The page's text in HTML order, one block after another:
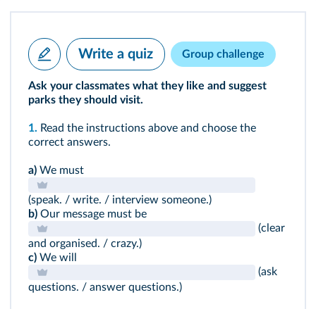
Write a quiz Group challenge
Ask your classmates what they like and suggest
parks they should visit.
1. Read the instructions above and choose the
correct answers.
a) We must
(speak. / write. / interview someone.)
b) Our message must be
(clear
and organised. / crazy.)
c) We will
(ask
questions. / answer questions.)